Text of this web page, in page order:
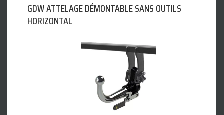
GDW ATTELAGE DÉMONTABLE SANS OUTILS
HORIZONTAL